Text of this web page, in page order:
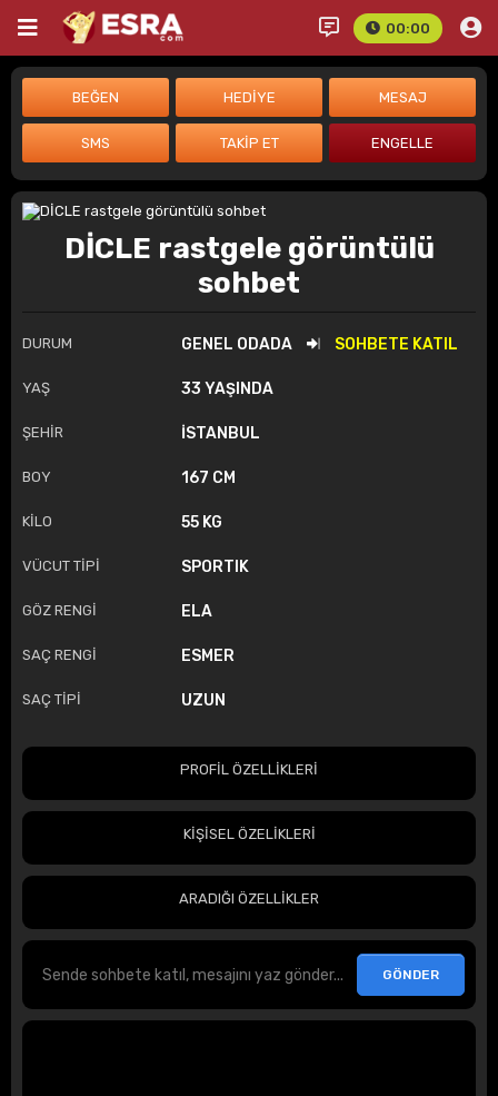
00:00
DİCLE rastgele görüntülü
sohbet
DURUM GENEL ODADA SOHBETE KATIL
YAŞ 33 YAŞINDA
ŞEHİR İSTANBUL
BOY 167 CM
KİLO 55 KG
VÜCUT TİPİ SPORTIK
GÖZ RENGİ ELA
SAÇ RENGİ ESMER
SAÇ TİPİ UZUN
PROFİL ÖZELLİKLERİ
KİŞİSEL ÖZELİKLERİ
ARADIĞI ÖZELLİKLER